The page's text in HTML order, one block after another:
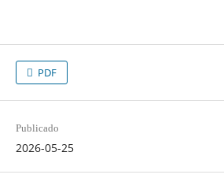
PDF
Publicado
2026-05-25